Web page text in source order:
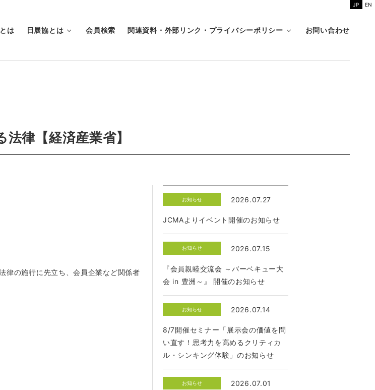
は 日展協とは 会員検索 関連資料・外部リンク・プライバシーポリシー お問い合わせ
JP EN
律【経済産業省】
律の施行に先立ち、会員企業など関係者
お知らせ 2026.07.27
JCMAよりイベント開催のお知らせ
お知らせ 2026.07.15
『会員親睦交流会 ～バーベキュー大
会 in 豊洲～』 開催のお知らせ
お知らせ 2026.07.14
8/7開催セミナー「展示会の価値を問
い直す！思考力を高めるクリティカ
ル・シンキング体験」のお知らせ
お知らせ 2026.07.01